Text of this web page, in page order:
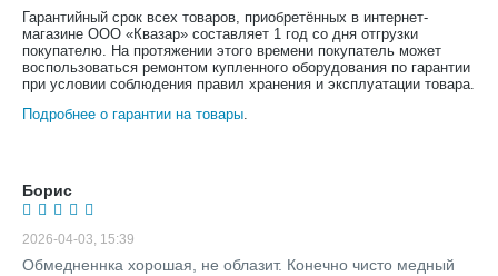
Гарантийный срок всех товаров, приобретённых в интернет-
магазине ООО «Квазар» составляет 1 год со дня отгрузки
покупателю. На протяжении этого времени покупатель может
воспользоваться ремонтом купленного оборудования по гарантии
при условии соблюдения правил хранения и эксплуатации товара.
Подробнее о гарантии на товары.
Борис
2026-04-03, 15:39
Обмедненнка хорошая, не облазит. Конечно чисто медный